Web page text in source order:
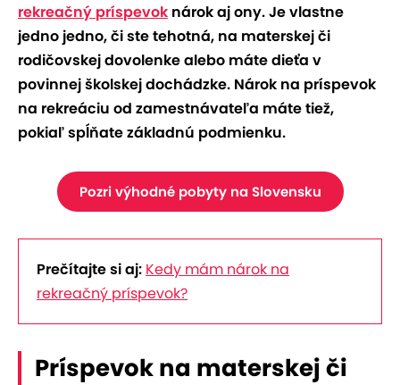
rekreačný príspevok nárok aj ony. Je vlastne
jedno jedno, či ste tehotná, na materskej či
rodičovskej dovolenke alebo máte dieťa v
povinnej školskej dochádzke. Nárok na príspevok
na rekreáciu od zamestnávateľa máte tiež,
pokiaľ spĺňate základnú podmienku.
Pozri výhodné pobyty na Slovensku
Prečítajte si aj: Kedy mám nárok na
rekreačný príspevok?
Príspevok na materskej či